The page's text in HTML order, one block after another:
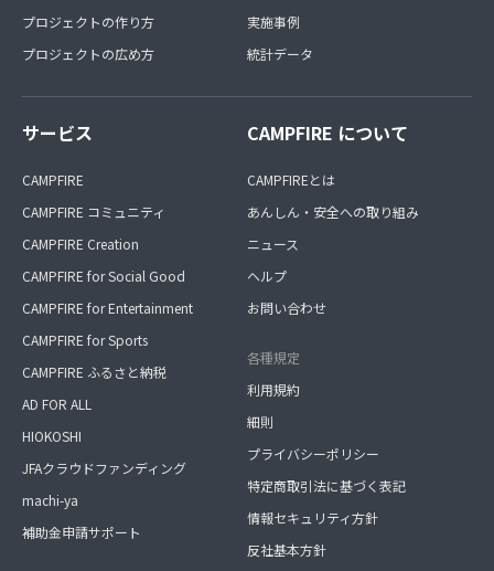
プロジェクトの作り方
プロジェクトの広め方
実施事例
統計データ
サービス
CAMPFIRE
CAMPFIRE コミュニティ
CAMPFIRE Creation
CAMPFIRE for Social Good
CAMPFIRE for Entertainment
CAMPFIRE for Sports
CAMPFIRE ふるさと納税
AD FOR ALL
HIOKOSHI
JFAクラウドファンディング
machi-ya
補助金申請サポート
CAMPFIRE について
CAMPFIREとは
あんしん・安全への取り組み
ニュース
ヘルプ
お問い合わせ
各種規定
利用規約
細則
プライバシーポリシー
特定商取引法に基づく表記
情報セキュリティ方針
反社基本方針